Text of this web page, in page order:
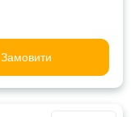
Замовити